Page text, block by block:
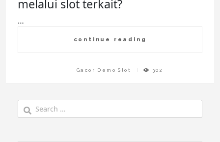
melalui slot terkait?
…
continue reading
Gacor Demo Slot 302
for: